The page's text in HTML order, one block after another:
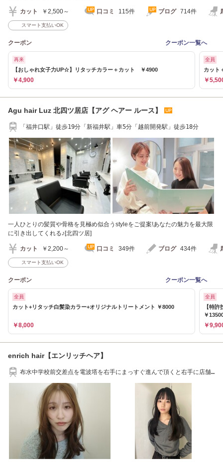
カット ￥2,500～ 口コミ 115件 ブログ 714件
スマート支払いOK
クーポン クーポン一覧へ
再来
【おしゃれ女子力UP☆】リタッチカラー＋カット ￥4900
￥4,900
全員
カット
￥
Agu hair Luz 北四ツ居店【アグ ヘアー ルース】
「福井口駅」徒歩19分「新福井駅」車5分「越前開発駅」徒歩18分
一人ひとりの髪質や骨格を見極め似合うstyleをご提案!あなたの魅力を最大限
に引き出してくれる♪[北四ツ居]
カット ￥2,200～ 口コミ 349件 ブログ 434件
スマート支払いOK
クーポン クーポン一覧へ
全員
カット+リタッチ白髪染カラー+オリジナルトリートメント ￥8000
￥8,000
全員
【特
￥
￥
enrich hair【エンリッチヘア】
布水中学校前交差点を電波塔を右手にまっすぐ進んで頂くと右手に店舗